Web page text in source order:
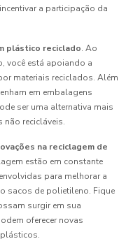
a participação da
plástico reciclado. Ao
você está apoiando a
materiais reciclados. Além
em embalagens
ser uma alternativa mais
não recicláveis.
na reciclagem de
estão em constante
para melhorar a
sacos de polietileno. Fique
surgir em sua
oferecer novas